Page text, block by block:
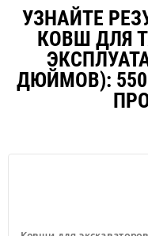
УЗНАЙТЕ
КОВШ ДЛЯ
ДЮЙМОВ):